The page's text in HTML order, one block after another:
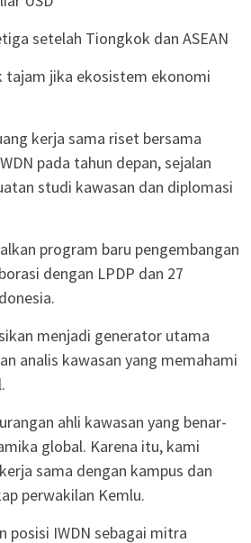
setelah Tiongkok dan ASEAN
tajam jika ekosistem ekonomi
kerja sama riset bersama
pada tahun depan, sejalan
studi kawasan dan diplomasi
program baru pengembangan
dengan LPDP dan 27
menjadi generator utama
analis kawasan yang memahami
ahli kawasan yang benar-
global. Karena itu, kami
sama dengan kampus dan
perwakilan Kemlu.
posisi IWDN sebagai mitra